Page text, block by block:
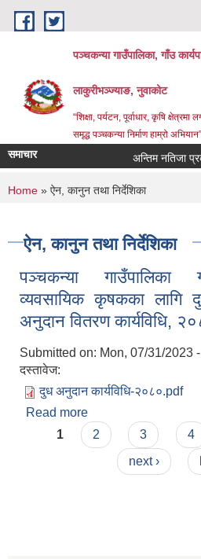
Skip to main content
पञ्‍चकन्या गाउँपालिका, गाँउ
लाकुरीभञ्‍ज्याङ, नुवाकोट
“शिक्षा, पर्यटन, पूर्वाधार, कृषि क्षेत्रमा
समृद्ध पञ्‍चकन्या निर्माण हाम्रो अभियान”
समाचार अन्तिम नतिजा
You are here
Home » ऐन, कानुन तथा निर्देशिका
ऐन, कानुन तथा निर्देशिका
पञ्‍चकन्‍या गाउँपालिका
व्‍यवसायिक कृषकका लागि
अनुदान वितरण कार्यविधि,
Submitted on: Mon, 07/31/2023
दस्तावेज:
दुध अनुदान कार्यविधि-२०८०.pdf
Read more
व्‍यवसायिक कृषकका
वितरण कार्यविधि, २०८०
Pages
1 2 3 4
next ›